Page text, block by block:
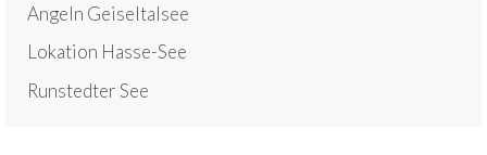
Angeln Geiseltalsee
Lokation Hasse-See
Runstedter See